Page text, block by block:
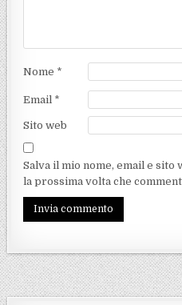
Nome *
Email *
Sito web
Salva il mio nome, email e
la prossima volta che